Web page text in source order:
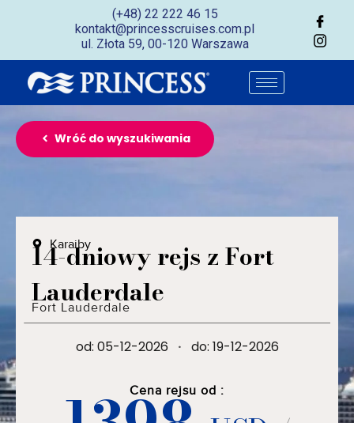
(+48) 22 222 46 15
kontakt@princesscruises.com.pl
ul. Złota 59, 00-120 Warszawa
Wróć do wyszukiwania
Karaiby
14-dniowy rejs z Fort
Lauderdale
Fort Lauderdale
od: 05-12-2026 · do: 19-12-2026
Cena rejsu od :